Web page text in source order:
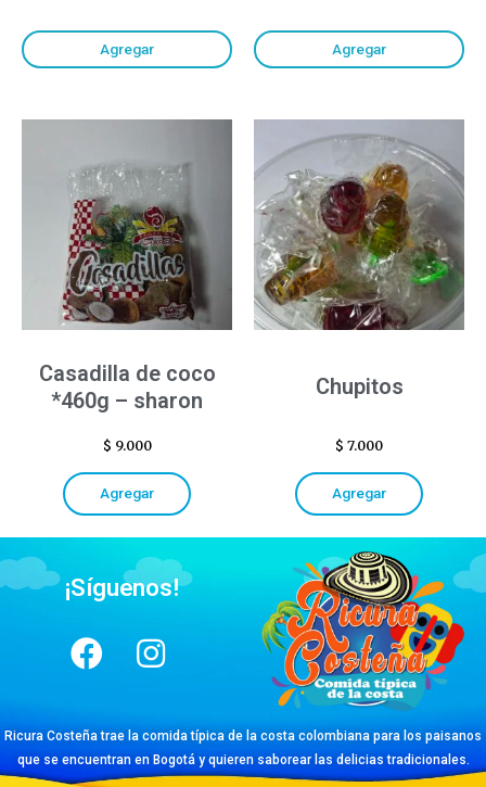
Agregar Agregar
Casadilla de coco
*460g – sharon
$ 9.000
Agregar
Chupitos
$ 7.000
Agregar
¡Síguenos!
Ricura Costeña trae la comida típica de la costa colombiana para los paisanos
que se encuentran en Bogotá y quieren saborear las delicias tradicionales.